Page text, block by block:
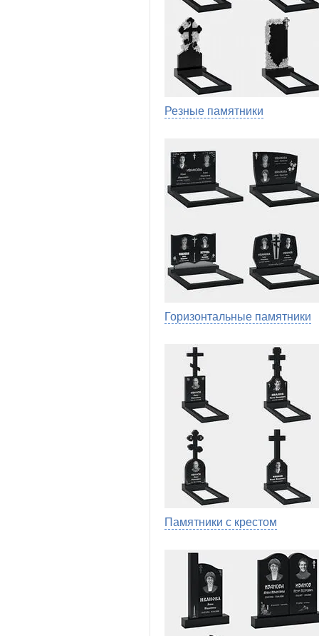
Резные памятники
Горизонтальные памятники
Памятники с крестом